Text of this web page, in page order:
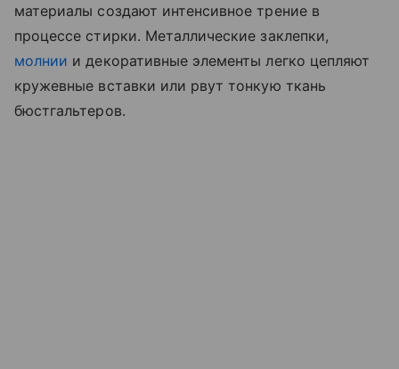
материалы создают интенсивное трение в
процессе стирки. Металлические заклепки,
молнии и декоративные элементы легко цепляют
кружевные вставки или рвут тонкую ткань
бюстгальтеров.